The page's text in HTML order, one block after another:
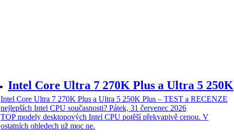
Intel Core Ultra 7 270K Plus a Ultra 5 250K
Intel Core Ultra 7 270K Plus a Ultra 5 250K Plus – TEST a RECENZE
nejlepších Intel CPU současnosti? Pátek, 31 červenec 2026
TOP modely desktopových Intel CPU potěší překvapivě cenou. V
ostatních ohledech už moc ne.